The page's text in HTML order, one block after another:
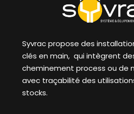
Syvrac propose des
clés en main, qui intègrent
cheminement process ou de
avec traçabilité des
stocks.